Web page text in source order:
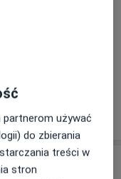
używać
do zbierania
treści w
stron